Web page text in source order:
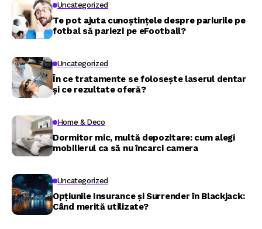
Uncategorized
Te pot ajuta cunoștințele despre pariurile pe
fotbal să pariezi pe eFootball?
Uncategorized
În ce tratamente se folosește laserul dentar
și ce rezultate oferă?
Home & Deco
Dormitor mic, multă depozitare: cum alegi
mobilierul ca să nu încarci camera
Uncategorized
Opțiunile Insurance și Surrender în Blackjack:
Când merită utilizate?